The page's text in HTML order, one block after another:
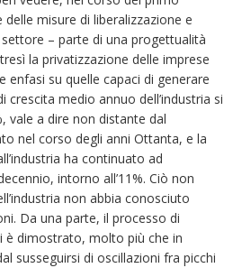
misure di liberalizzazione e
– parte di una progettualità
la privatizzazione delle imprese
enfasi su quelle capaci di generare
medio annuo dell’industria si
vale a dire non distante dal
nel corso degli anni Ottanta, e la
ha continuato ad
intorno all’11%. Ciò non
non abbia conosciuto
Da una parte, il processo di
è dimostrato, molto più che in
susseguirsi di oscillazioni fra picchi